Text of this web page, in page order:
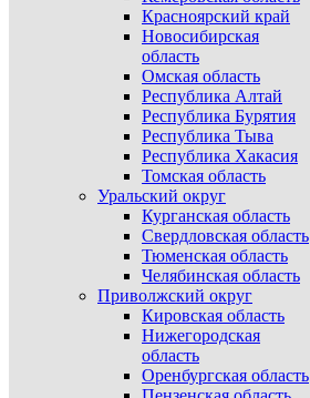
Красноярский край
Новосибирская
область
Омская область
Республика Алтай
Республика Бурятия
Республика Тыва
Республика Хакасия
Томская область
Уральский округ
Курганская область
Свердловская область
Тюменская область
Челябинская область
Приволжский округ
Кировская область
Нижегородская
область
Оренбургская область